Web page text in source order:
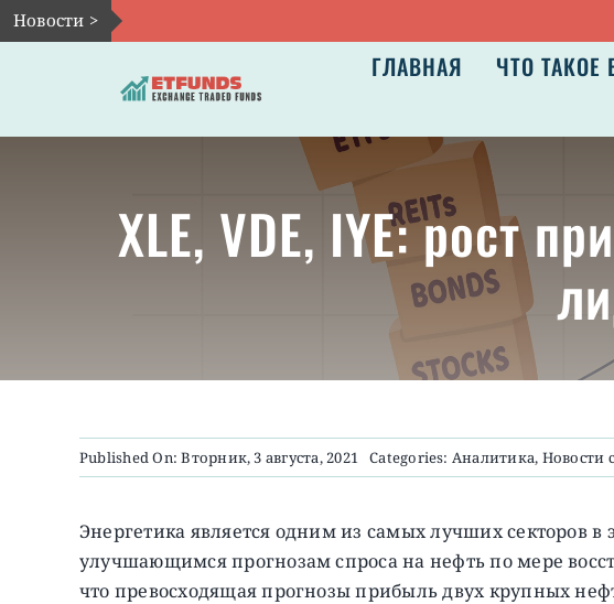
Skip
to
Новости >
ГЛАВНАЯ ЧТО ТАКОЕ
XLE, VDE, IYE: рост
Published On: Вторник, 3 августа, 2021 Categories: Аналитика, Новости
Энергетика является одним из самых лучших секторов в
улучшающимся прогнозам спроса на нефть по мере
что превосходящая прогнозы прибыль двух крупных